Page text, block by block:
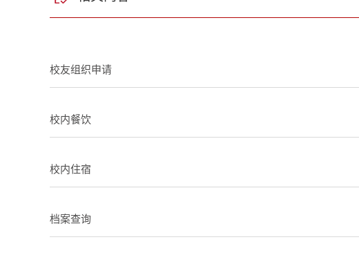
校友组织申请
校内餐饮
校内住宿
档案查询